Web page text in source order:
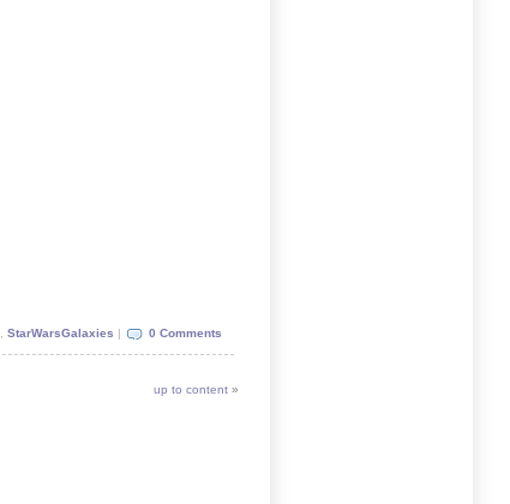
,StarWarsGalaxies 0 Comments
up to content »